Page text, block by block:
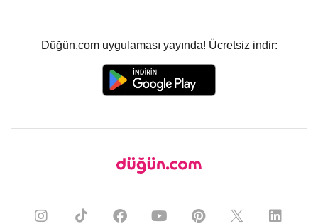
Düğün.com uygulaması yayında! Ücretsiz indir: